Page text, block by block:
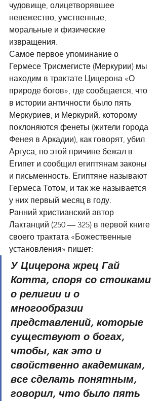
чудовище, олицетворявшее
невежество, умственные,
моральные и физические
извращения.
Самое первое упоминание о
Гермесе Трисмегисте (Меркурии) мы
находим в трактате Цицерона «О
природе богов», где сообщается, что
в истории античности было пять
Меркуриев, и Меркурий, которому
поклоняются фенеты (жители города
Фенея в Аркадии), как говорят, убил
Аргуса, по этой причине бежал в
Египет и сообщил египтянам законы
и письменность. Египтяне называют
Гермеса Тотом, и так же называется
у них первый месяц в году.
Ранний христианский автор
Лактанций (250 — 325) в первой книге
своего трактата «Божественные
установления» пишет:
У Цицерона жрец Гай
Котта, споря со стоиками
о религии и о
многообразии
представлений, которые
существуют о богах,
чтобы, как это и
свойственно академикам,
все сделать понятным,
говорил, что было пять